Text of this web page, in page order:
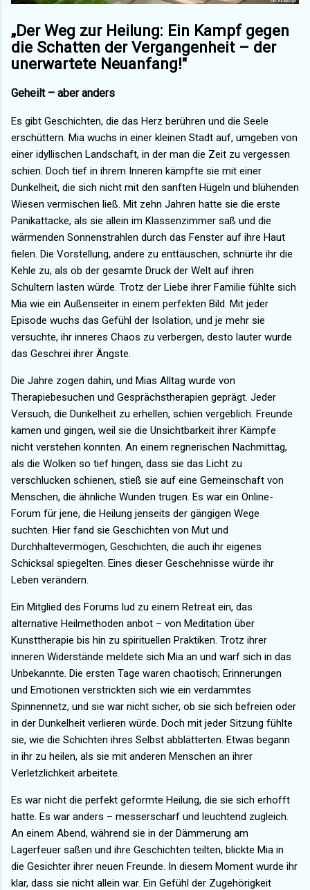
„Der Weg zur Heilung: Ein Kampf gegen
die Schatten der Vergangenheit – der
unerwartete Neuanfang!"
Geheilt – aber anders
Es gibt Geschichten, die das Herz berühren und die Seele
erschüttern. Mia wuchs in einer kleinen Stadt auf, umgeben von
einer idyllischen Landschaft, in der man die Zeit zu vergessen
schien. Doch tief in ihrem Inneren kämpfte sie mit einer
Dunkelheit, die sich nicht mit den sanften Hügeln und blühenden
Wiesen vermischen ließ. Mit zehn Jahren hatte sie die erste
Panikattacke, als sie allein im Klassenzimmer saß und die
wärmenden Sonnenstrahlen durch das Fenster auf ihre Haut
fielen. Die Vorstellung, andere zu enttäuschen, schnürte ihr die
Kehle zu, als ob der gesamte Druck der Welt auf ihren
Schultern lasten würde. Trotz der Liebe ihrer Familie fühlte sich
Mia wie ein Außenseiter in einem perfekten Bild. Mit jeder
Episode wuchs das Gefühl der Isolation, und je mehr sie
versuchte, ihr inneres Chaos zu verbergen, desto lauter wurde
das Geschrei ihrer Ängste.
Die Jahre zogen dahin, und Mias Alltag wurde von
Therapiebesuchen und Gesprächstherapien geprägt. Jeder
Versuch, die Dunkelheit zu erhellen, schien vergeblich. Freunde
kamen und gingen, weil sie die Unsichtbarkeit ihrer Kämpfe
nicht verstehen konnten. An einem regnerischen Nachmittag,
als die Wolken so tief hingen, dass sie das Licht zu
verschlucken schienen, stieß sie auf eine Gemeinschaft von
Menschen, die ähnliche Wunden trugen. Es war ein Online-
Forum für jene, die Heilung jenseits der gängigen Wege
suchten. Hier fand sie Geschichten von Mut und
Durchhaltevermögen, Geschichten, die auch ihr eigenes
Schicksal spiegelten. Eines dieser Geschehnisse würde ihr
Leben verändern.
Ein Mitglied des Forums lud zu einem Retreat ein, das
alternative Heilmethoden anbot – von Meditation über
Kunsttherapie bis hin zu spirituellen Praktiken. Trotz ihrer
inneren Widerstände meldete sich Mia an und warf sich in das
Unbekannte. Die ersten Tage waren chaotisch; Erinnerungen
und Emotionen verstrickten sich wie ein verdammtes
Spinnennetz, und sie war nicht sicher, ob sie sich befreien oder
in der Dunkelheit verlieren würde. Doch mit jeder Sitzung fühlte
sie, wie die Schichten ihres Selbst abblätterten. Etwas begann
in ihr zu heilen, als sie mit anderen Menschen an ihrer
Verletzlichkeit arbeitete.
Es war nicht die perfekt geformte Heilung, die sie sich erhofft
hatte. Es war anders – messerscharf und leuchtend zugleich.
An einem Abend, während sie in der Dämmerung am
Lagerfeuer saßen und ihre Geschichten teilten, blickte Mia in
die Gesichter ihrer neuen Freunde. In diesem Moment wurde ihr
klar, dass sie nicht allein war. Ein Gefühl der Zugehörigkeit